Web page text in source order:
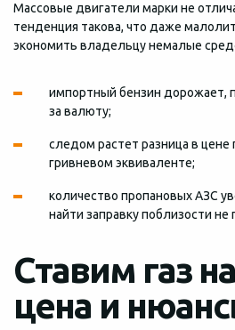
Массовые двигатели марки не
тенденция такова, что даже
экономить владельцу немалые
импортный бензин дорожает,
за валюту;
следом растет разница в цене
гривневом эквиваленте;
количество пропановых АЗС
найти заправку поблизости не
Ставим газ
цена и